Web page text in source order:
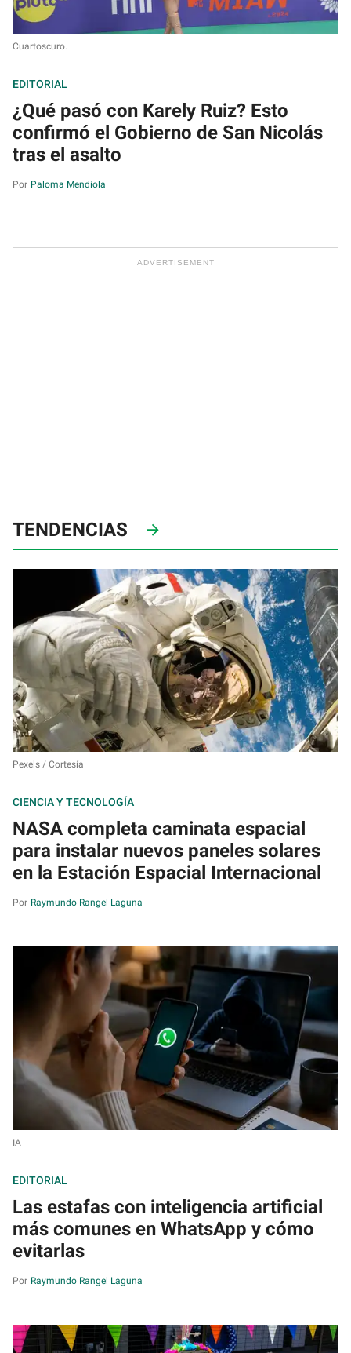
Cuartoscuro.
EDITORIAL
¿Qué pasó con Karely Ruiz? Esto
confirmó el Gobierno de San Nicolás
tras el asalto
Paloma Mendiola
TENDENCIAS
Pexels / Cortesía
CIENCIA Y TECNOLOGÍA
NASA completa caminata espacial
para instalar nuevos paneles solares
en la Estación Espacial Internacional
Raymundo Rangel Laguna
IA
EDITORIAL
Las estafas con inteligencia artificial
más comunes en WhatsApp y cómo
evitarlas
Raymundo Rangel Laguna